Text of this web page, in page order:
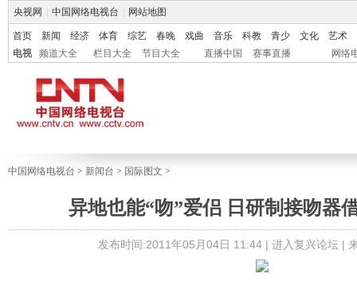
央视网 中国网络电视台 网站地图
首页 新闻 经济 体育 综艺 春晚 戏曲 音乐 科教 青少 文化
艺术
电视
频道大全 栏目大全 节目大全 直播中国 赛事直播 网络
中国网络电视台 > 新闻台 > 国际图文 >
异地也能“吻”爱侣 日研制接吻器
发布时间:2011年05月04日 11:44 | 进入复兴论坛|